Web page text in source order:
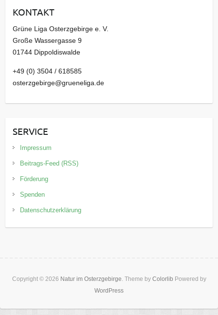
v
KONTAKT
Grüne Liga Osterzgebirge e. V.
Große Wassergasse 9
01744 Dippoldiswalde
+49 (0) 3504 / 618585
osterzgebirge@grueneliga.de
SERVICE
Impressum
Beitrags-Feed (RSS)
Förderung
Spenden
Datenschutzerklärung
Copyright © 2026 Natur im Osterzgebirge. Theme by Colorlib Powered by
WordPress